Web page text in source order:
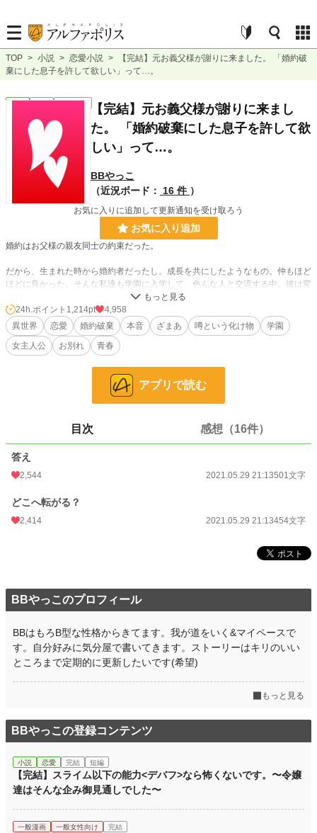
TOP > 小説 > 恋愛小説 >
【完結】元お義父様が謝りに来ました。 「婚約破
棄にした息子を許して欲しい」って…。
恋愛 完結 ｼｮｰﾄｼｮｰﾄ
【完結】元お義父様が謝りに来まし
た。 「婚約破棄にした息子を許して欲
しい」って…。
BBやっこ
（近況ボード：
16 件 ）
お気に入りに追加して更新通知を受け取ろう
お気に入り追加
婚約はお父様の親友同士の約束だった。
だから、生まれた時から婚約者だったし。成長を共にしたようなもの。仲もほど
ほどに良かった。そんな私達も学園に入学して、色んな人と交流する中。彼は変
女学生と腕を組んでいたという、噂とか。婚約破棄、婚約者はにないと言ってい
る。噂よね？
けど、噂が本当ではなくても、真にうけて行動する人もいる。やり方は選べた筈
1,158 位 / 228,851 件
更新日時
週間ポイント 8,566 pt (1,171 位)
月間ポイント 29,182 pt (1,613 位)
年間ポイント 474,468 pt (1,106 位)
累計ポイント 1,214,424 pt (4,799 位)
24h.ポイント 1,214pt
4,958
異世界
恋愛 婚約破棄 本音 ざまあ 噂という化け物
学園
女主人公
お別れ 青春
アプリで読む
目次 感想（16件）
答え
2,544 2021.05.29 21:13501文字
どこへ転がる？
2,414 2021.05.29 21:13454文字
BBやっこのプロフィール
BBはもろB型な性格からきてます。我が道をいく&マイペースで
す。自分好みに気分屋で書いてきます。ストーリーはキリのいい
ところまで定期的に更新したいです(希望)
もっと見る
BBやっこの登録コンテンツ
小説 恋愛 完結 短編
【完結】スライム以下の能力<デバフ>なら怖くないです。〜令嬢
達はそんな企み御見通しでした〜
一般漫画 一般女性向け 完結